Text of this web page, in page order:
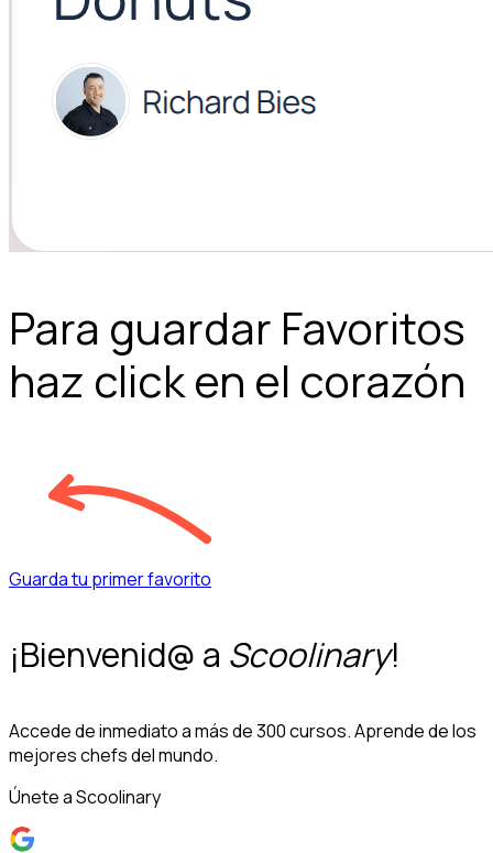
Para guardar Favoritos
haz click en el corazón
Guarda tu primer favorito
¡Bienvenid@ a Scoolinary!
Accede de inmediato a más de 300 cursos. Aprende de los
mejores chefs del mundo.
Únete a Scoolinary